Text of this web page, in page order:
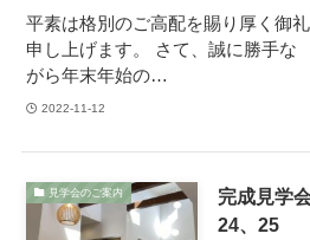
平素は格別のご高配を賜り厚く御礼
申し上げます。 さて、誠に勝手な
がら年末年始の…
2022-11-12
見学会のご案内
完成見学
24、25